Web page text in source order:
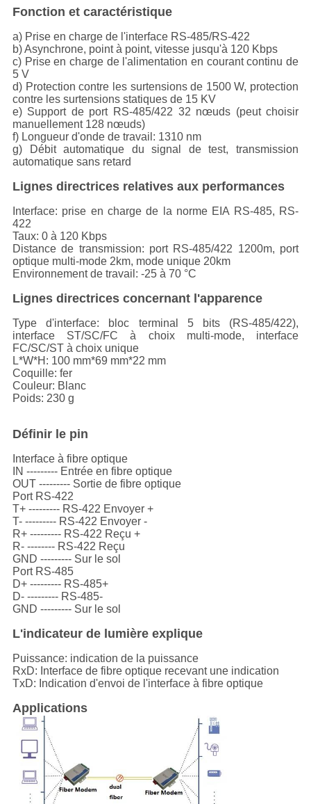
Fonction et caractéristique
a) Prise en charge de l'interface RS-485/RS-422
b) Asynchrone, point à point, vitesse jusqu'à 120 Kbps
c) Prise en charge de l'alimentation en courant continu de
5 V
d) Protection contre les surtensions de 1500 W, protection
contre les surtensions statiques de 15 KV
e) Support de port RS-485/422 32 nœuds (peut choisir
manuellement 128 nœuds)
f) Longueur d'onde de travail: 1310 nm
g) Débit automatique du signal de test, transmission
automatique sans retard
Lignes directrices relatives aux performances
Interface: prise en charge de la norme EIA RS-485, RS-
422
Taux: 0 à 120 Kbps
Distance de transmission: port RS-485/422 1200m, port
optique multi-mode 2km, mode unique 20km
Environnement de travail: -25 à 70 °C
Lignes directrices concernant l'apparence
Type d'interface: bloc terminal 5 bits (RS-485/422),
interface ST/SC/FC à choix multi-mode, interface
FC/SC/ST à choix unique
L*W*H: 100 mm*69 mm*22 mm
Coquille: fer
Couleur: Blanc
Poids: 230 g
Définir le pin
Interface à fibre optique
IN --------- Entrée en fibre optique
OUT --------- Sortie de fibre optique
Port RS-422
T+ --------- RS-422 Envoyer +
T- --------- RS-422 Envoyer -
R+ --------- RS-422 Reçu +
R- -------- RS-422 Reçu
GND --------- Sur le sol
Port RS-485
D+ --------- RS-485+
D- --------- RS-485-
GND --------- Sur le sol
L'indicateur de lumière explique
Puissance: indication de la puissance
RxD: Interface de fibre optique recevant une indication
TxD: Indication d'envoi de l'interface à fibre optique
Applications